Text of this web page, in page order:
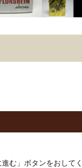
む」ボタンをおしてく